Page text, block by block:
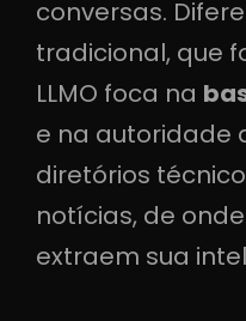
conversas.
tradicional, que
LLMO foca na
e na autoridade
diretórios
notícias, de
extraem sua